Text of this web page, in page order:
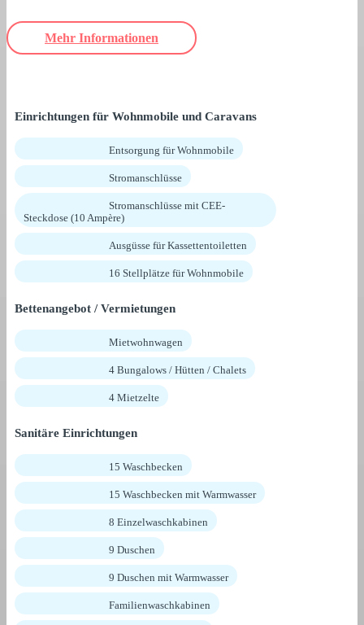
Mehr Informationen
Einrichtungen für Wohnmobile und Caravans
Entsorgung für Wohnmobile
Stromanschlüsse
Stromanschlüsse mit CEE-
Steckdose (10 Ampère)
Ausgüsse für Kassettentoiletten
16 Stellplätze für Wohnmobile
Bettenangebot / Vermietungen
Mietwohnwagen
4 Bungalows / Hütten / Chalets
4 Mietzelte
Sanitäre Einrichtungen
15 Waschbecken
15 Waschbecken mit Warmwasser
8 Einzelwaschkabinen
9 Duschen
9 Duschen mit Warmwasser
Familienwaschkabinen